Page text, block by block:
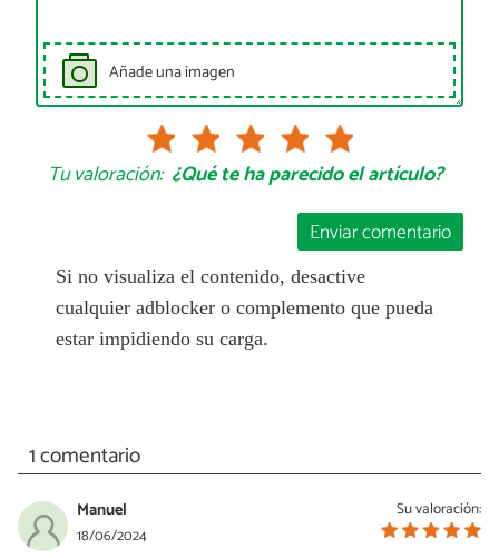
Añade una imagen
Tu valoración: ¿Qué te ha parecido el artículo?
Enviar comentario
Si no visualiza el contenido, desactive
cualquier adblocker o complemento que pueda
estar impidiendo su carga.
1 comentario
Su valoración:
Manuel
18/06/2024